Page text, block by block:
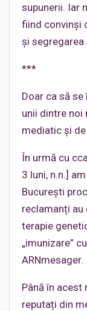
supunerii. Iar
fiind convinși
și segregarea
***
Doar ca să
unii dintre noi
mediatic și
În urmă cu
3 luni, n.n.]
București
reclamanți au
terapie
„imunizare”
ARNmesager.
Până în
reputați din